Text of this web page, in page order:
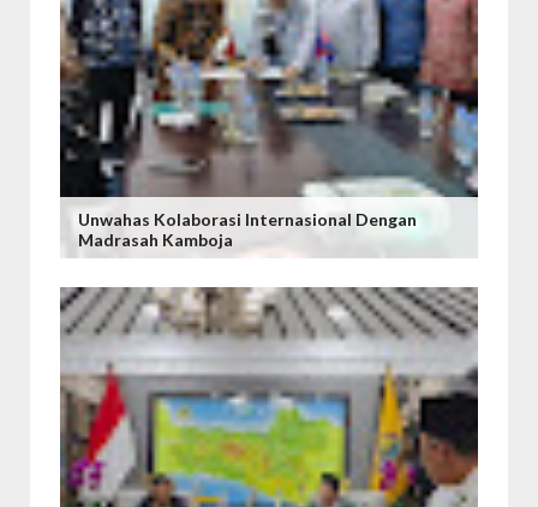
Unwahas Kolaborasi Internasional Dengan
Madrasah Kamboja